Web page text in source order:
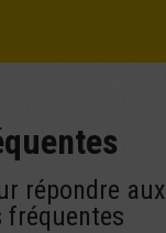
répondre aux
fréquentes